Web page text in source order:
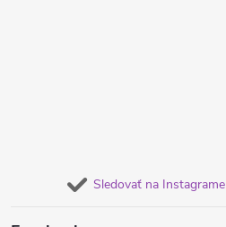
Sledovať na Instagrame